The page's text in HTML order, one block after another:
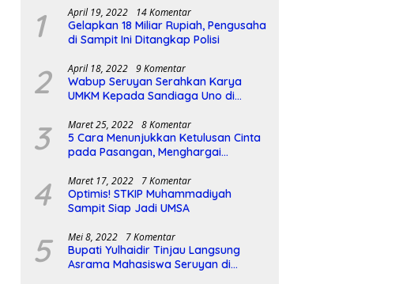
1 April 19, 2022 14 Komentar
Gelapkan 18 Miliar Rupiah, Pengusaha
di Sampit Ini Ditangkap Polisi
2 April 18, 2022 9 Komentar
Wabup Seruyan Serahkan Karya
UMKM Kepada Sandiaga Uno di
3 Maret 25, 2022 8 Komentar
5 Cara Menunjukkan Ketulusan Cinta
pada Pasangan, Menghargai
4 Maret 17, 2022 7 Komentar
Optimis! STKIP Muhammadiyah
Sampit Siap Jadi UMSA
5 Mei 8, 2022 7 Komentar
Bupati Yulhaidir Tinjau Langsung
Asrama Mahasiswa Seruyan di